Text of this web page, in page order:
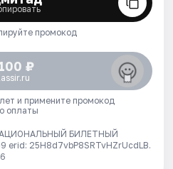
промокод
₽
и примените промокод
оплаты
БИЛЕТНЫЙ
25H8d7vbP8SRTvHZrUcdLB.